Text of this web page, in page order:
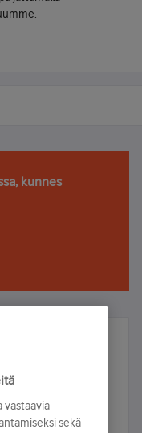
kunnes
arvonnassa.
vastaavia
sekä